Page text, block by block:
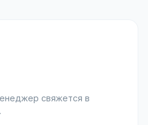
свяжется в